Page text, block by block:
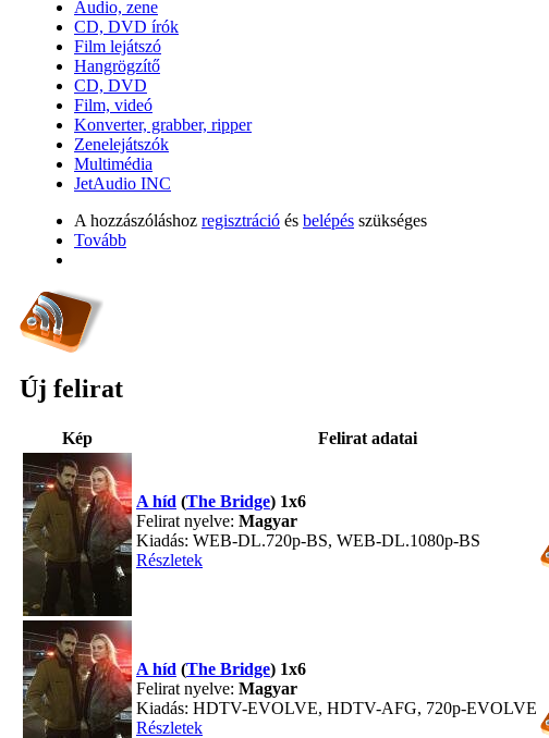
Audio, zene
CD, DVD írók
Film lejátszó
Hangrögzítő
CD, DVD
Film, videó
Konverter, grabber, ripper
Zenelejátszók
Multimédia
JetAudio INC
A hozzászóláshoz regisztráció és belépés szükséges
Tovább
Új felirat
Kép Felirat adatai
A híd (The Bridge) 1x6
Felirat nyelve: Magyar
Kiadás: WEB-DL.720p-BS, WEB-DL.1080p-BS
Részletek
A híd (The Bridge) 1x6
Felirat nyelve: Magyar
Kiadás: HDTV-EVOLVE, HDTV-AFG, 720p-EVOLVE
Részletek